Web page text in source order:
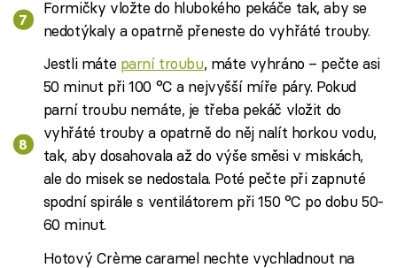
Formičky vložte do hlubokého pekáče tak, aby se
nedotýkaly a opatrně přeneste do vyhřáté trouby.
Jestli máte parní troubu, máte vyhráno – pečte asi
50 minut při 100 °C a nejvyšší míře páry. Pokud
parní troubu nemáte, je třeba pekáč vložit do
vyhřáté trouby a opatrně do něj nalít horkou vodu,
tak, aby dosahovala až do výše směsi v miskách,
ale do misek se nedostala. Poté pečte při zapnuté
spodní spirále s ventilátorem při 150 °C po dobu 50-
60 minut.
Hotový Crème caramel nechte vychladnout na